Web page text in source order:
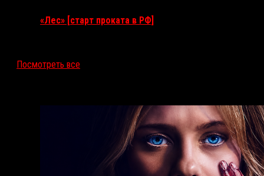
«Лес» [старт проката в РФ]
Посмотреть все